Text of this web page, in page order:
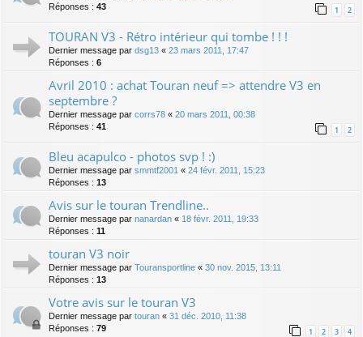
Réponses : 43 1 2
TOURAN V3 - Rétro intérieur qui tombe ! ! !
Dernier message par dsg13 « 23 mars 2011, 17:47
Réponses : 6
Avril 2010 : achat Touran neuf => attendre V3 en
septembre ?
Dernier message par corrs78 « 20 mars 2011, 00:38
Réponses : 41 1 2
Bleu acapulco - photos svp ! :)
Dernier message par smmtf2001 « 24 févr. 2011, 15:23
Réponses : 13
Avis sur le touran Trendline..
Dernier message par nanardan « 18 févr. 2011, 19:33
Réponses : 11
touran V3 noir
Dernier message par Touransportline « 30 nov. 2015, 13:11
Réponses : 13
Votre avis sur le touran V3
Dernier message par touran « 31 déc. 2010, 11:38
Réponses : 79 1 2 3 4